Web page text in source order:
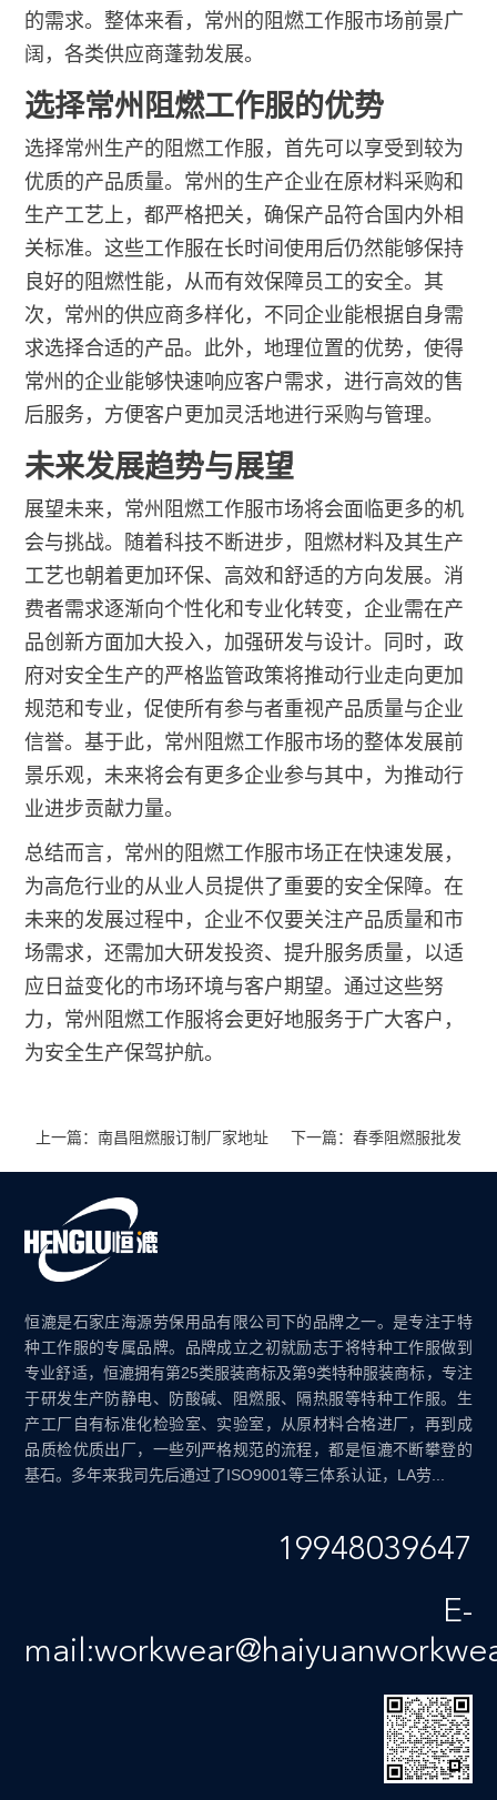
的需求。整体来看，常州的阻燃工作服市场前景广
阔，各类供应商蓬勃发展。
选择常州阻燃工作服的优势
选择常州生产的阻燃工作服，首先可以享受到较为
优质的产品质量。常州的生产企业在原材料采购和
生产工艺上，都严格把关，确保产品符合国内外相
关标准。这些工作服在长时间使用后仍然能够保持
良好的阻燃性能，从而有效保障员工的安全。其
次，常州的供应商多样化，不同企业能根据自身需
求选择合适的产品。此外，地理位置的优势，使得
常州的企业能够快速响应客户需求，进行高效的售
后服务，方便客户更加灵活地进行采购与管理。
未来发展趋势与展望
展望未来，常州阻燃工作服市场将会面临更多的机
会与挑战。随着科技不断进步，阻燃材料及其生产
工艺也朝着更加环保、高效和舒适的方向发展。消
费者需求逐渐向个性化和专业化转变，企业需在产
品创新方面加大投入，加强研发与设计。同时，政
府对安全生产的严格监管政策将推动行业走向更加
规范和专业，促使所有参与者重视产品质量与企业
信誉。基于此，常州阻燃工作服市场的整体发展前
景乐观，未来将会有更多企业参与其中，为推动行
业进步贡献力量。
总结而言，常州的阻燃工作服市场正在快速发展，
为高危行业的从业人员提供了重要的安全保障。在
未来的发展过程中，企业不仅要关注产品质量和市
场需求，还需加大研发投资、提升服务质量，以适
应日益变化的市场环境与客户期望。通过这些努
力，常州阻燃工作服将会更好地服务于广大客户，
为安全生产保驾护航。
上一篇：南昌阻燃服订制厂家地址 下一篇：春季阻燃服批发
恒漉是石家庄海源劳保用品有限公司下的品牌之一。是专注于特
种工作服的专属品牌。品牌成立之初就励志于将特种工作服做到
专业舒适，恒漉拥有第25类服装商标及第9类特种服装商标，专注
于研发生产防静电、防酸碱、阻燃服、隔热服等特种工作服。生
产工厂自有标准化检验室、实验室，从原材料合格进厂，再到成
品质检优质出厂，一些列严格规范的流程，都是恒漉不断攀登的
基石。多年来我司先后通过了ISO9001等三体系认证，LA劳...
19948039647
E-